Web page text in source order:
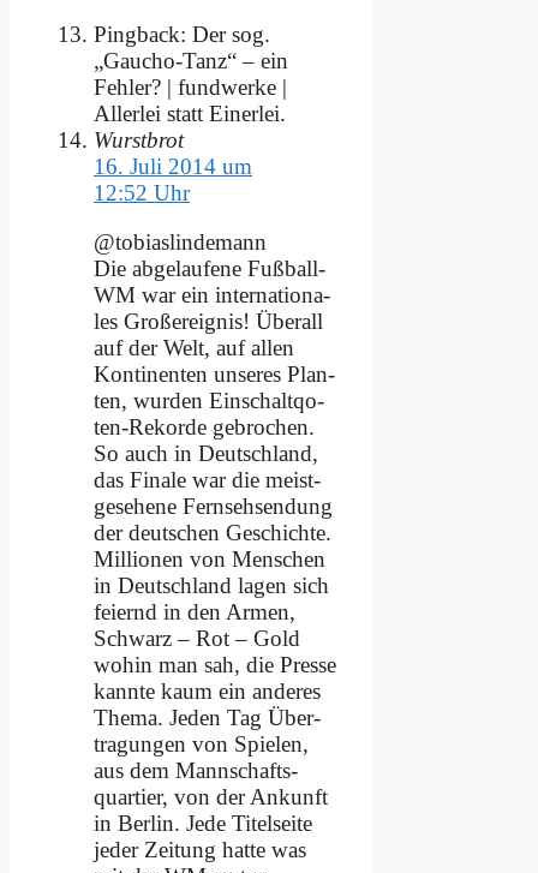
Pingback: Der sog.
„Gaucho-Tanz“ – ein
Fehler? | fundwerke |
Allerlei statt Einerlei.
Wurstbrot
16. Juli 2014 um
12:52 Uhr
@tobiaslindemann
Die ab­ge­lau­fe­ne Fuß­ball-
WM war ein in­ter­na­tio­na­
les Groß­ereig­nis! Über­all
auf der Welt, auf al­len
Kon­ti­nen­ten un­se­res Plan­
ten, wur­den Ein­schalt­qo­
ten-Re­kor­de ge­bro­chen.
So auch in Deutsch­land,
das Fi­na­le war die meist­
ge­se­he­ne Fern­seh­sen­dung
der deut­schen Ge­schich­te.
Mil­lio­nen von Men­schen
in Deutsch­land la­gen sich
fei­ernd in den Ar­men,
Schwarz – Rot – Gold
wo­hin man sah, die Pres­se
kann­te kaum ein an­de­res
The­ma. Je­den Tag Über­
tra­gun­gen von Spie­len,
aus dem Mann­schafts­
quar­tier, von der An­kunft
in Ber­lin. Je­de Ti­tel­sei­te
je­der Zei­tung hat­te was